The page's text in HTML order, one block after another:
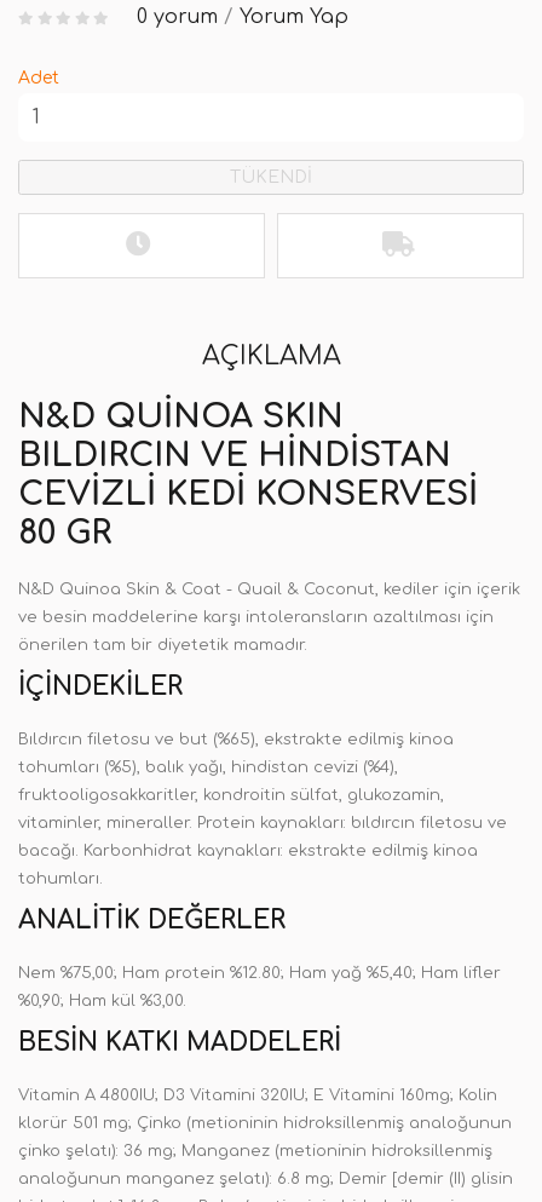
0 yorum / Yorum Yap
Adet
TÜKENDİ
AÇIKLAMA
N&D QUINOA SKIN
BILDIRCIN VE HINDISTAN
CEVIZLI KEDI KONSERVESI
80 GR
N&D Quinoa Skin & Coat - Quail & Coconut, kediler için içerik
ve besin maddelerine karşı intoleransların azaltılması için
önerilen tam bir diyetetik mamadır.
İÇINDEKILER
Bıldırcın filetosu ve but (%65), ekstrakte edilmiş kinoa
tohumları (%5), balık yağı, hindistan cevizi (%4),
fruktooligosakkaritler, kondroitin sülfat, glukozamin,
vitaminler, mineraller. Protein kaynakları: bıldırcın filetosu ve
bacağı. Karbonhidrat kaynakları: ekstrakte edilmiş kinoa
tohumları.
ANALITIK DEĞERLER
Nem %75,00; Ham protein %12.80; Ham yağ %5,40; Ham lifler
%0,90; Ham kül %3,00.
BESIN KATKI MADDELERI
Vitamin A 4800IU; D3 Vitamini 320IU; E Vitamini 160mg; Kolin
klorür 501 mg; Çinko (metioninin hidroksillenmiş analoğunun
çinko şelatı): 36 mg; Manganez (metioninin hidroksillenmiş
analoğunun manganez şelatı): 6.8 mg; Demir [demir (II) glisin